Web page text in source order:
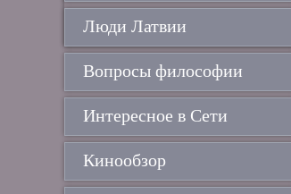
Люди Латвии
Вопросы философии
Интересное в Сети
Кинообзор